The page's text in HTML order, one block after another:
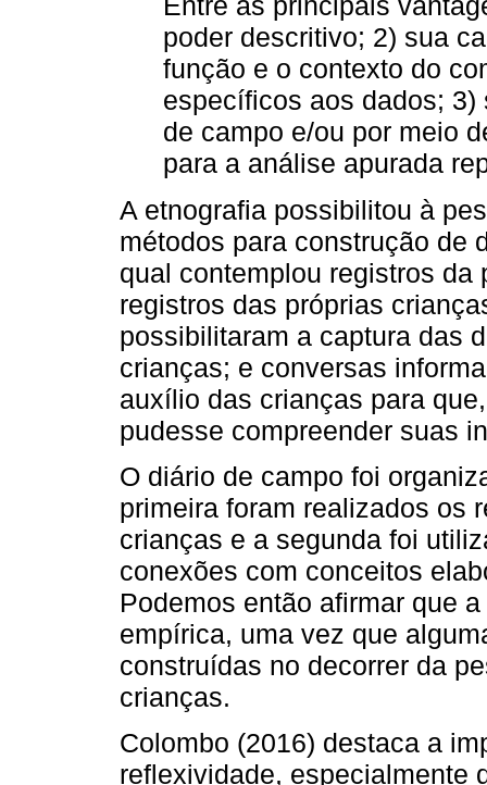
poder descritivo; 2) sua
função e o contexto do
específicos aos dados;
de campo e/ou por meio
para a análise apurada
A etnografia possibilitou à
métodos para construção de
qual contemplou registros da
registros das próprias
possibilitaram a captura das
crianças; e conversas
auxílio das crianças para
pudesse compreender suas
O diário de campo foi
primeira foram realizados os
crianças e a segunda foi
conexões com conceitos
Podemos então afirmar que
empírica, uma vez que
construídas no decorrer da
crianças.
Colombo (2016) destaca a
reflexividade, especialmente